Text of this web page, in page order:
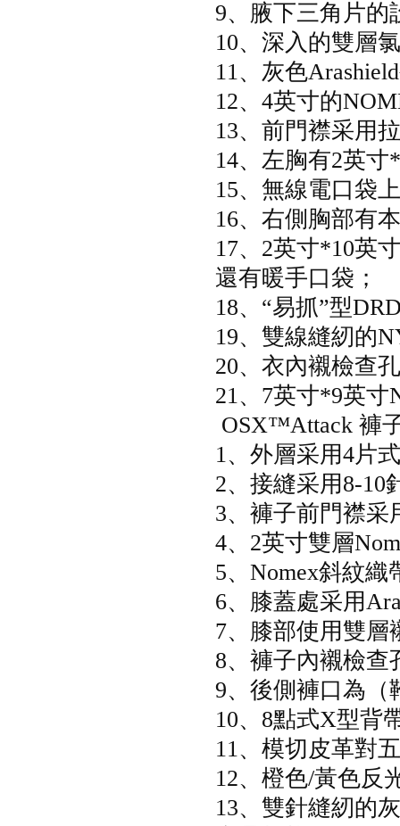
9、腋下三角片的
10、深入的雙層
11、灰色
12、4英寸的
13、前門襟采用
14、左胸有2英
15、無線電口袋
16、右側胸部有
17、2英寸*10英
還有暖手口袋；
18、“易抓”型
19、雙線縫紉的
20、衣內襯檢查
21、7英寸*9英寸
OSX™Attack 褲
1、外層采用4片
2、接縫采用8-10
3、褲子前門襟采
4、2英寸雙層
5、Nomex斜紋織
6、膝蓋處采用
7、膝部使用雙層
8、褲子內襯檢查
9、後側褲口為（
10、8點式X型背
11、模切皮革對
12、橙色/黃色反
13、雙針縫紉的